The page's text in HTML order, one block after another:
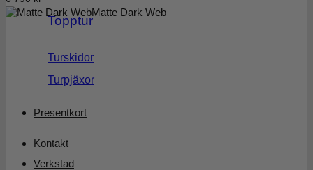
Topptur
Turskidor
Turpjäxor
Presentkort
Kontakt
Verkstad
Matte Dark Web